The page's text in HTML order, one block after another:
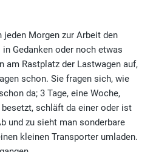
Morgen zur Arbeit den
Gedanken oder noch etwas
am Rastplatz der Lastwagen auf,
schon. Sie fragen sich, wie
da; 3 Tage, eine Woche,
besetzt, schläft da einer oder ist
und zu sieht man sonderbare
kleinen Transporter umladen.